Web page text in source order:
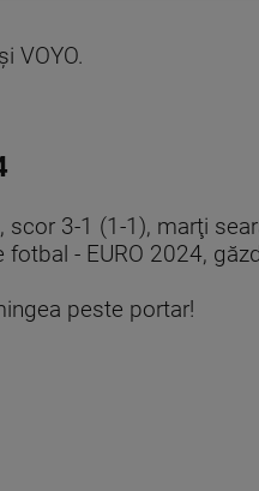
VOYO.
3-1 (1-1), marţi
- EURO 2024,
peste portar!